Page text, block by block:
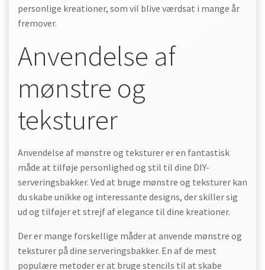
personlige kreationer, som vil blive værdsat i mange år
fremover.
Anvendelse af
mønstre og
teksturer
Anvendelse af mønstre og teksturer er en fantastisk
måde at tilføje personlighed og stil til dine DIY-
serveringsbakker. Ved at bruge mønstre og teksturer kan
du skabe unikke og interessante designs, der skiller sig
ud og tilføjer et strejf af elegance til dine kreationer.
Der er mange forskellige måder at anvende mønstre og
teksturer på dine serveringsbakker. En af de mest
populære metoder er at bruge stencils til at skabe